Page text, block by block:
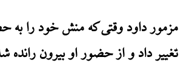
مزمور داود وقتی که منش خود را به
تغییر داد و از حضور او بیرون رانده